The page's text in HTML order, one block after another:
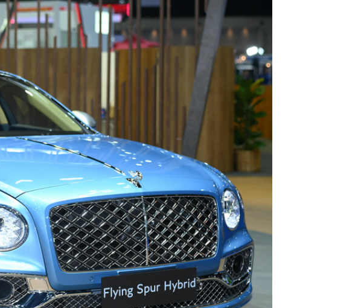
ปอร์เช่ เอเอเอสฯ พลิกแนวคิด
After Sale สู่ Porsche Ownership
แคมเปญ Cayenne Service Clinic
เบนท์ลีย์ มอเตอร์ส ตีความ
‘Bentley Diamond’ ใหม่ ดีไซน์
ระดับซิกเนเจอร์ในยนตรกรรม
EV รุ่นแรก พร้อมเปิดตัวกันยายน
นี้
ปอร์เช่ เอเอเอสฯ ยกประสบการณ์
Porsche สู่ Central Northville ใน
งาน AAS Roadshow พร้อมข้อ
เสนอพิเศษ Mid-Year 2026